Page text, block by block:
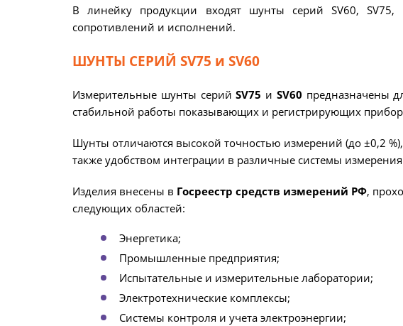
БЕЗИНДУКТИВНЫХ
В линейку продукции входят шунты серий SV60,
сопротивлений и исполнений.
ШУНТЫ СЕРИЙ SV75 и SV60
Измерительные шунты серийSV75 и SV60 предназначены
стабильной работы показывающих и регистрирующих
Шунты отличаются высокой точностью измерений (до ±0,2
также удобством интеграции в различные системы
Изделия внесены в Госреестр средств измерений РФ,
следующих областей:
Энергетика;
Промышленные предприятия;
Испытательные и измерительные лаборатории;
Электротехнические комплексы;
Системы контроля и учета электроэнергии;